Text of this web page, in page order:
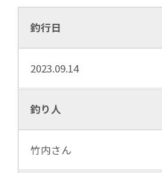
釣行日
2023.09.14
釣り人
竹内さん